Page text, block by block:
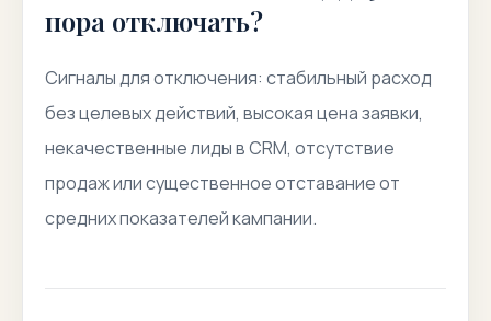
пора отключать?
Сигналы для отключения: стабильный расход
без целевых действий, высокая цена заявки,
некачественные лиды в CRM, отсутствие
продаж или существенное отставание от
средних показателей кампании.